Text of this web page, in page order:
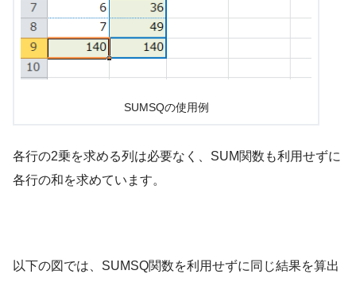
SUMSQの使用例
各行の2乗を求める列は必要なく、SUM関数も利用せずに
各行の和を求めています。
以下の図では、SUMSQ関数を利用せずに同じ結果を算出